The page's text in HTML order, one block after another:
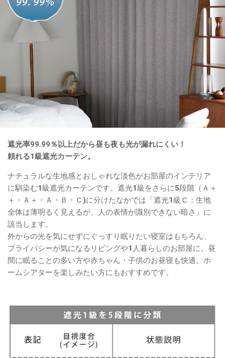
遮光率99.99％以上だから昼も夜も光が漏れにくい！
頼れる1級遮光カーテン。
ナチュラルな生地感とおしゃれな淡色がお部屋のインテリア
に馴染む1級遮光カーテンです。遮光1級をさらに5段階（Ａ＋
＋・Ａ＋・Ａ・Ｂ・Ｃ)に分けたなかでは「遮光1級Ｃ：生地
全体は薄明るく見えるが、人の表情が識別できない暗さ」に
該当します。
外からの光を気にせずにぐっすり眠りたい寝室はもちろん、
プライバシーが気になるリビングや1人暮らしのお部屋に。昼
間に眠ることの多い方や赤ちゃん・子供のお昼寝も快適。ホ
ームシアターを楽しみたい方にもおすすめです。